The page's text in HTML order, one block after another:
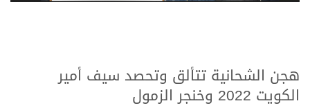
هجن الشحانية تتألق وتحصد سيف أمير
الكويت 2022 وخنجر الزمول